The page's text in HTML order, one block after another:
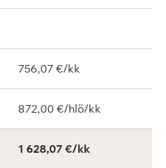
756,07 €/kk
872,00 €/hlö/kk
1 628,07 €/kk